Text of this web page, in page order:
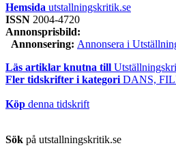
Hemsida utstallningskritik.se
ISSN 2004-4720
Annonsprisbild:
Annonsering: Annonsera i
Läs artiklar knutna till
Fler tidskrifter i kategori DANS,
Köp denna tidskrift
Sök på utstallningskritik.se